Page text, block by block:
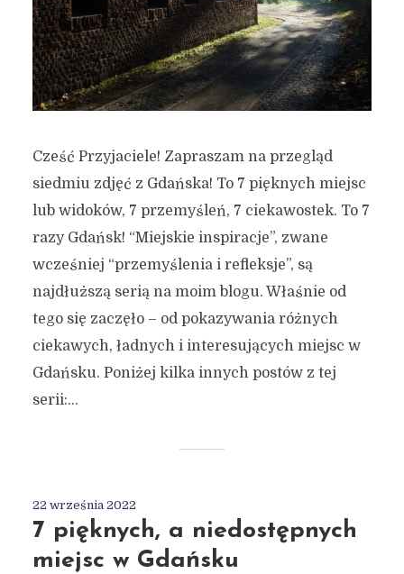
Cześć Przyjaciele! Zapraszam na przegląd
siedmiu zdjęć z Gdańska! To 7 pięknych miejsc
lub widoków, 7 przemyśleń, 7 ciekawostek. To 7
razy Gdańsk! “Miejskie inspiracje”, zwane
wcześniej “przemyślenia i refleksje”, są
najdłuższą serią na moim blogu. Właśnie od
tego się zaczęło – od pokazywania różnych
ciekawych, ładnych i interesujących miejsc w
Gdańsku. Poniżej kilka innych postów z tej
serii:...
22 września 2022
7 pięknych, a niedostępnych
miejsc w Gdańsku